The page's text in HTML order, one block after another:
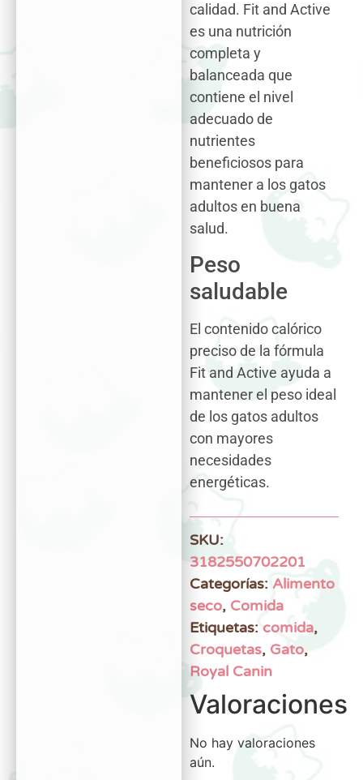
calidad. Fit and Active
es una nutrición
completa y
balanceada que
contiene el nivel
adecuado de
nutrientes
beneficiosos para
mantener a los gatos
adultos en buena
salud.
Peso
saludable
El contenido calórico
preciso de la fórmula
Fit and Active ayuda a
mantener el peso ideal
de los gatos adultos
con mayores
necesidades
energéticas.
SKU:
3182550702201
Categorías: Alimento
seco, Comida
Etiquetas: comida,
Croquetas, Gato,
Royal Canin
Valoraciones
No hay valoraciones
aún.